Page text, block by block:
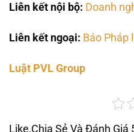
Liên kết nội bộ: Doanh
Liên kết ngoại: Báo Pháp
Luật PVL Group
Like,Chia Sẻ Và Đánh Giá